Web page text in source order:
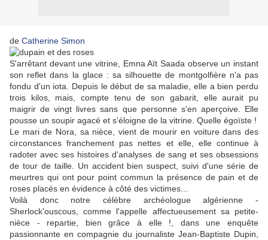
de Catherine Simon
S'arrêtant devant une vitrine, Emna Aït Saada observe un instant
son reflet dans la glace : sa silhouette de montgolfière n'a pas
fondu d'un iota. Depuis le début de sa maladie, elle a bien perdu
trois kilos, mais, compte tenu de son gabarit, elle aurait pu
maigrir de vingt livres sans que personne s'en aperçoive. Elle
pousse un soupir agacé et s'éloigne de la vitrine. Quelle égoïste !
Le mari de Nora, sa nièce, vient de mourir en voiture dans des
circonstances franchement pas nettes et elle, elle continue à
radoter avec ses histoires d'analyses de sang et ses obsessions
de tour de taille. Un accident bien suspect, suivi d'une série de
meurtres qui ont pour point commun la présence de pain et de
roses placés en évidence à côté des victimes...
Voilà donc notre célèbre archéologue algérienne -
Sherlock'ouscous, comme l'appelle affectueusement sa petite-
nièce - repartie, bien grâce à elle !, dans une enquête
passionnante en compagnie du journaliste Jean-Baptiste Dupin,